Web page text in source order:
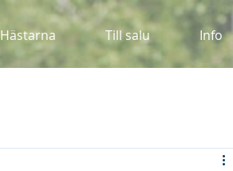
Hästarna Till salu Info